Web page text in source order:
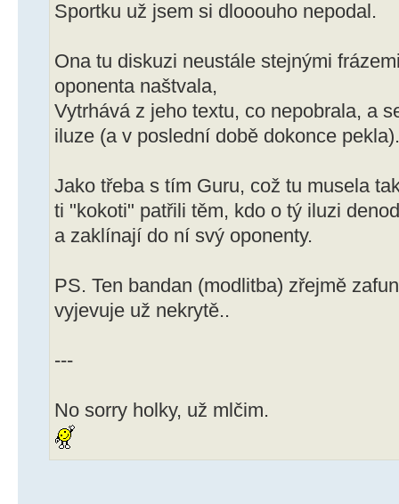
Sportku už jsem si dlooouho nepodal.
Ona tu diskuzi neustále stejnými
oponenta naštvala,
Vytrhává z jeho textu, co nepobrala, a
iluze (a v poslední době dokonce pekla).
Jako třeba s tím Guru, což tu musela
ti "kokoti" patřili těm, kdo o tý iluzi
a zaklínají do ní svý oponenty.
PS. Ten bandan (modlitba) zřejmě
vyjevuje už nekrytě..
---
No sorry holky, už mlčim.